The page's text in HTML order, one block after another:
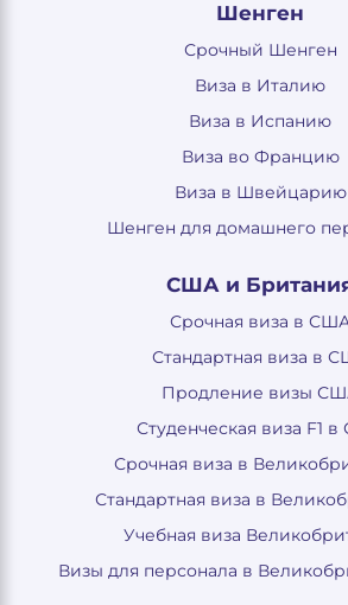
Шенген
Срочный Шенген
Виза в Италию
Виза в Испанию
Виза во Францию
Виза в Швейцарию
Шенген для домашнего
США и
Срочная виза в
Стандартная виза в
Продление визы
Студенческая виза F1
Срочная виза в
Стандартная виза в
Учебная виза
Визы для персонала в